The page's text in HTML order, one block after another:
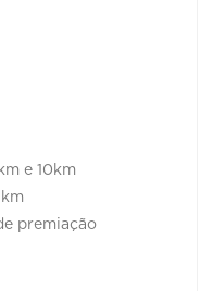
e 10km
premiação